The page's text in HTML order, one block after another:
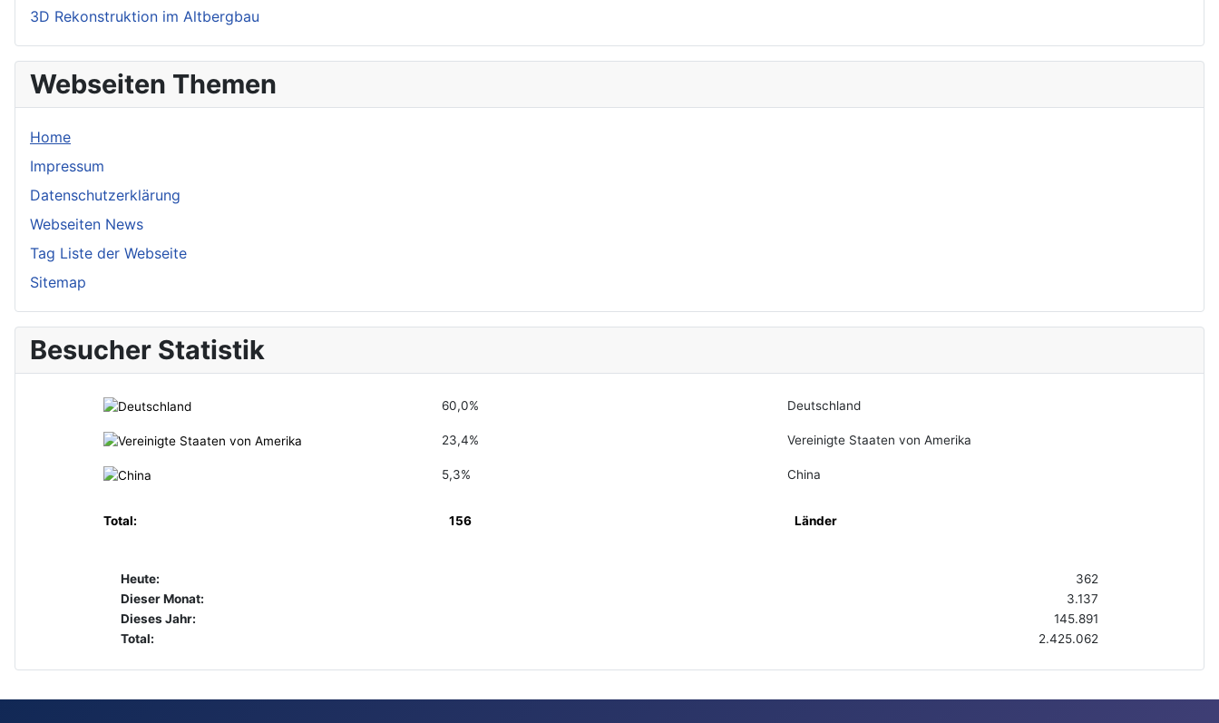
3D Rekonstruktion im Altbergbau
Webseiten Themen
Home
Impressum
Datenschutzerklärung
Webseiten News
Tag Liste der Webseite
Sitemap
Besucher Statistik
60,0% Deutschland
23,4% Vereinigte Staaten von Amerika
5,3% China
Total: 156 Länder
Heute:
362
Dieser Monat:
3.137
Dieses Jahr:
145.891
Total:
2.425.062